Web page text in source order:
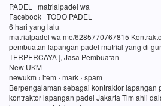
PADEL | matrialpadel wa
Facebook · TODO PADEL
6 hari yang lalu
matrialpadel wa me/6285770767815
pembuatan lapangan padel matrial yang di
TERPERCAYA ], Jasa Pembuatan
New UKM
newukm › item › mark › spam
Berpengalaman sebagai kontraktor lapangan
kontraktor lapangan padel Jakarta Tim ahli